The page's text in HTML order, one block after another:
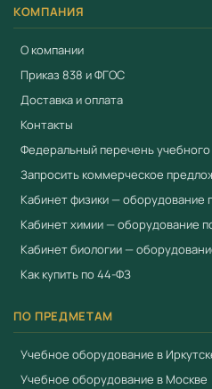
образовательного
КОМПАНИЯ
О компании
Приказ 838 и ФГОС
Доставка и оплата
Контакты
Федеральный перечень
Запросить коммерческое
Кабинет физики — оборудование
Кабинет химии — оборудование
Кабинет биологии —
Как купить по 44-ФЗ
ПО ПРЕДМЕТАМ
Учебное оборудование в
Учебное оборудование в Москве